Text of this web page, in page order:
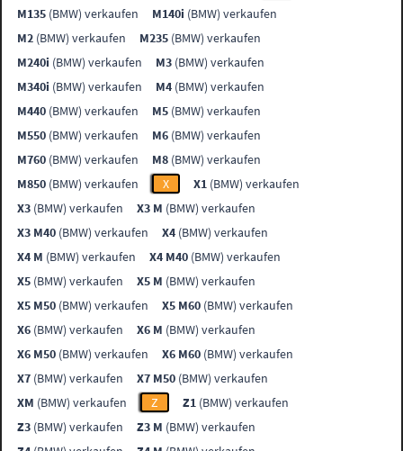
M135 (BMW) verkaufen M140i (BMW) verkaufen
M2 (BMW) verkaufen M235 (BMW) verkaufen
M240i (BMW) verkaufen M3 (BMW) verkaufen
M340i (BMW) verkaufen M4 (BMW) verkaufen
M440 (BMW) verkaufen M5 (BMW) verkaufen
M550 (BMW) verkaufen M6 (BMW) verkaufen
M760 (BMW) verkaufen M8 (BMW) verkaufen
M850 (BMW) verkaufen X X1 (BMW) verkaufen
X3 (BMW) verkaufen X3 M (BMW) verkaufen
X3 M40 (BMW) verkaufen X4 (BMW) verkaufen
X4 M (BMW) verkaufen X4 M40 (BMW) verkaufen
X5 (BMW) verkaufen X5 M (BMW) verkaufen
X5 M50 (BMW) verkaufen X5 M60 (BMW) verkaufen
X6 (BMW) verkaufen X6 M (BMW) verkaufen
X6 M50 (BMW) verkaufen X6 M60 (BMW) verkaufen
X7 (BMW) verkaufen X7 M50 (BMW) verkaufen
XM (BMW) verkaufen Z Z1 (BMW) verkaufen
Z3 (BMW) verkaufen Z3 M (BMW) verkaufen